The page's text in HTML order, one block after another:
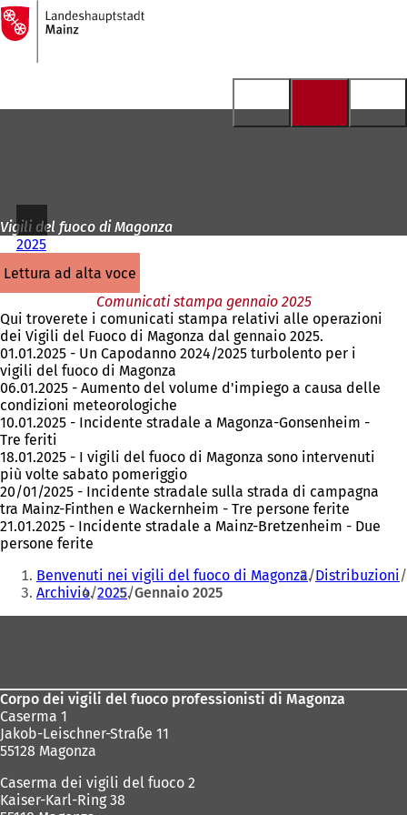
Vai al contenuto
Alla
pagina
iniziale
Vigili del fuoco di Magonza
2025
lettura ad alta voce
Comunicati stampa gennaio 2025
Qui troverete i comunicati stampa relativi alle operazioni
dei Vigili del Fuoco di Magonza dal gennaio 2025.
01.01.2025 - Un Capodanno 2024/2025 turbolento per i
vigili del fuoco di Magonza
06.01.2025 - Aumento del volume d'impiego a causa delle
condizioni meteorologiche
10.01.2025 - Incidente stradale a Magonza-Gonsenheim -
Tre feriti
18.01.2025 - I vigili del fuoco di Magonza sono intervenuti
più volte sabato pomeriggio
20/01/2025 - Incidente stradale sulla strada di campagna
tra Mainz-Finthen e Wackernheim - Tre persone ferite
21.01.2025 - Incidente stradale a Mainz-Bretzenheim - Due
persone ferite
Siete
qui:
Benvenuti nei vigili del fuoco di Magonza Distribuzioni
Archivio 2025 Gennaio 2025
Corpo dei vigili del fuoco professionisti di Magonza
Caserma 1
Jakob-Leischner-Straße 11
55128 Magonza
Caserma dei vigili del fuoco 2
Kaiser-Karl-Ring 38